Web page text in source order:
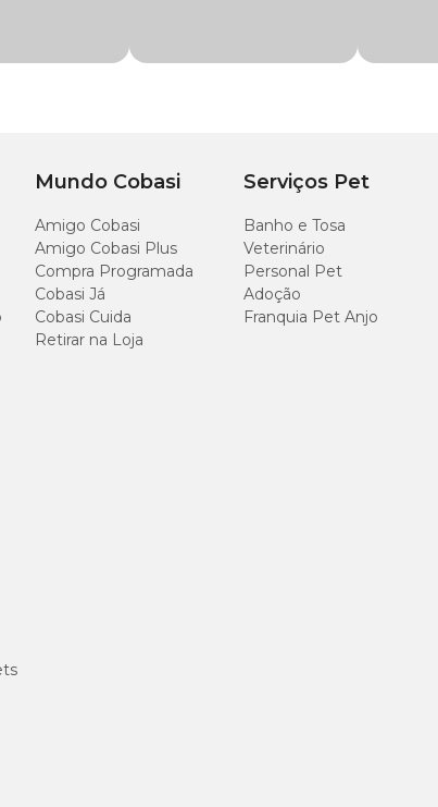
32 cm 44 cm
36 cm 50 cm
Mundo Cobasi
Amigo Cobasi
Amigo Cobasi Plus
Compra Programada
Cobasi Já
Cobasi Cuida
Retirar na Loja
Serviços Pet
Banho e Tosa
Veterinário
Personal Pet
Adoção
Franquia Pet Anjo